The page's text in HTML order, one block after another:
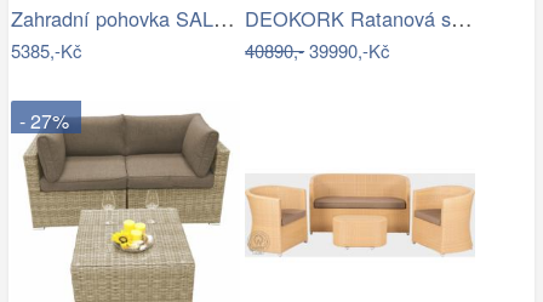
Zahradní pohovka SALEMO 3 Allibert
5385,-Kč
DEOKORK Ratanová sestava PAOLA antracit…
40890,-39990,-Kč
- 27%